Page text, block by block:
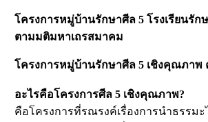
โครงการหมู่บ้านรักษาศีล 5 โรงเรียนรัก
ตามมติมหาเถรสมาคม
โครงการหมู่บ้านรักษาศีล 5 เชิงคุณภาพ
อะไรคือโครงการศีล 5 เชิงคุณภาพ?
คือโครงการที่รณรงค์เรื่องการนำธรรม